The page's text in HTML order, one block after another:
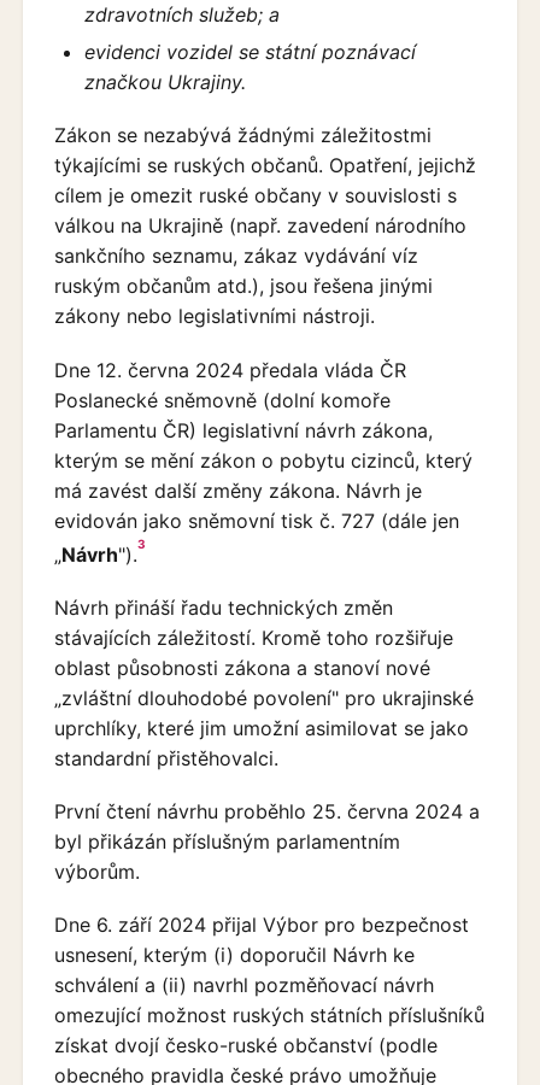
zdravotních služeb; a
evidenci vozidel se státní poznávací
značkou Ukrajiny.
Zákon se nezabývá žádnými záležitostmi
týkajícími se ruských občanů. Opatření, jejichž
cílem je omezit ruské občany v souvislosti s
válkou na Ukrajině (např. zavedení národního
sankčního seznamu, zákaz vydávání víz
ruským občanům atd.), jsou řešena jinými
zákony nebo legislativními nástroji.
Dne 12. června 2024 předala vláda ČR
Poslanecké sněmovně (dolní komoře
Parlamentu ČR) legislativní návrh zákona,
kterým se mění zákon o pobytu cizinců, který
má zavést další změny zákona. Návrh je
evidován jako sněmovní tisk č. 727 (dále jen
„Návrh").3
Návrh přináší řadu technických změn
stávajících záležitostí. Kromě toho rozšiřuje
oblast působnosti zákona a stanoví nové
„zvláštní dlouhodobé povolení" pro ukrajinské
uprchlíky, které jim umožní asimilovat se jako
standardní přistěhovalci.
První čtení návrhu proběhlo 25. června 2024 a
byl přikázán příslušným parlamentním
výborům.
Dne 6. září 2024 přijal Výbor pro bezpečnost
usnesení, kterým (i) doporučil Návrh ke
schválení a (ii) navrhl pozměňovací návrh
omezující možnost ruských státních příslušníků
získat dvojí česko-ruské občanství (podle
obecného pravidla české právo umožňuje